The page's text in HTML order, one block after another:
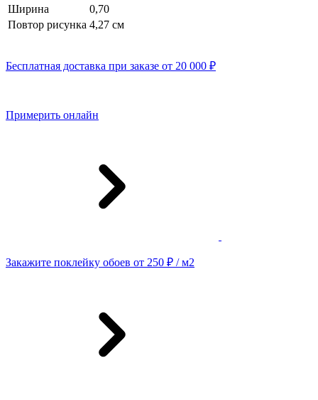
Ширина
0,70
Повтор рисунка 4,27 см
Бесплатная доставка при заказе от 20 000 ₽
Примерить онлайн
Закажите поклейку обоев от 250 ₽ / м2